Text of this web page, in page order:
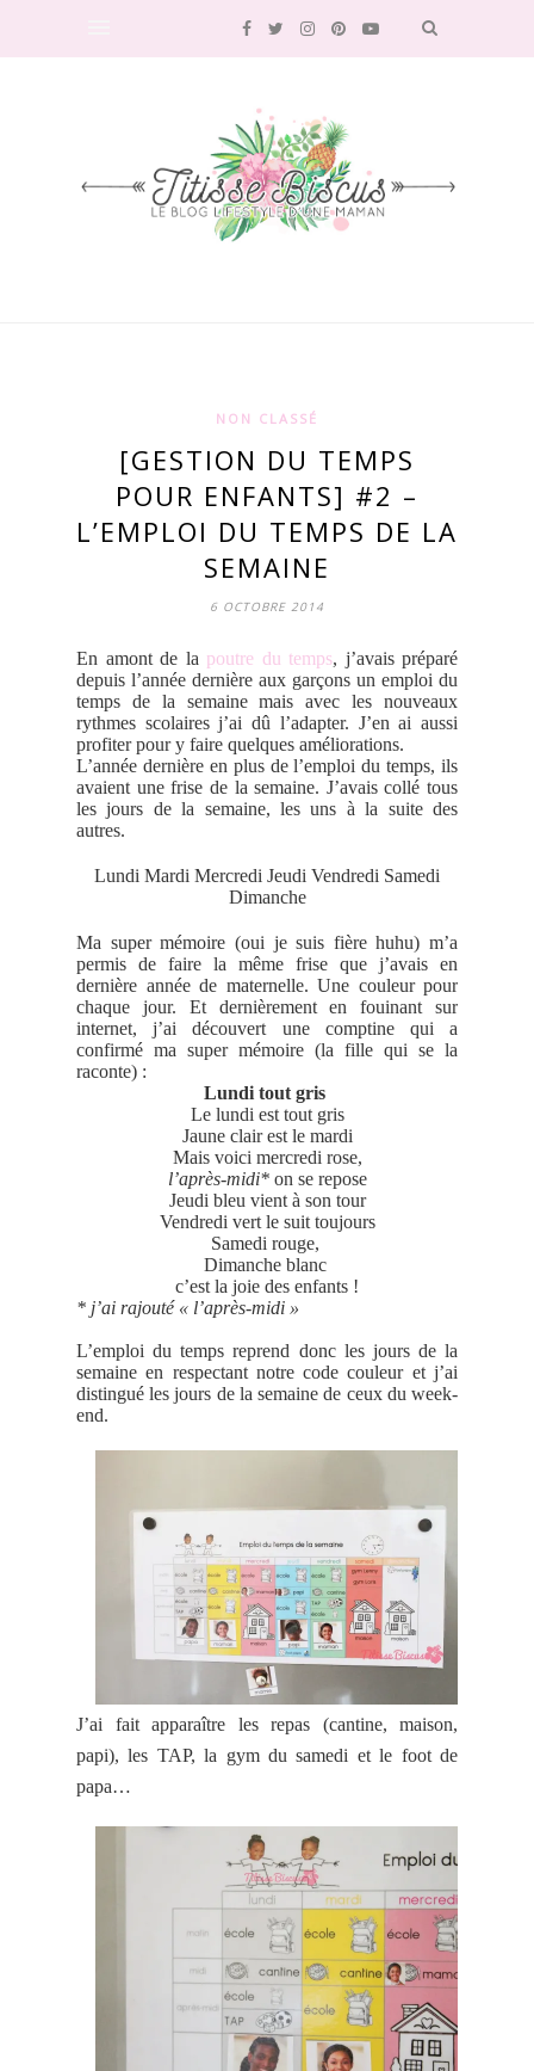
NON CLASSÉ
[GESTION DU TEMPS
POUR ENFANTS] #2 –
L’EMPLOI DU TEMPS DE LA
SEMAINE
6 OCTOBRE 2014
En amont de la poutre du temps, j’avais préparé
depuis l’année dernière aux garçons un emploi du
temps de la semaine mais avec les nouveaux
rythmes scolaires j’ai dû l’adapter. J’en ai aussi
profiter pour y faire quelques améliorations.
L’année dernière en plus de l’emploi du temps, ils
avaient une frise de la semaine. J’avais collé tous
les jours de la semaine, les uns à la suite des
autres.
Lundi Mardi Mercredi Jeudi Vendredi Samedi
Dimanche
Ma super mémoire (oui je suis fière huhu) m’a
permis de faire la même frise que j’avais en
dernière année de maternelle. Une couleur pour
chaque jour. Et dernièrement en fouinant sur
internet, j’ai découvert une comptine qui a
confirmé ma super mémoire (la fille qui se la
raconte) :
Lundi tout gris
Le lundi est tout gris
Jaune clair est le mardi
Mais voici mercredi rose,
l’après-midi*on se repose
Jeudi bleu vient à son tour
Vendredi vert le suit toujours
Samedi rouge,
Dimanche blanc
c’est la joie des enfants !
* j’ai rajouté « l’après-midi »
L’emploi du temps reprend donc les jours de la
semaine en respectant notre code couleur et j’ai
distingué les jours de la semaine de ceux du week-
end.
J’ai fait apparaître les repas (cantine, maison,
papi), les TAP, la gym du samedi et le foot de
papa…